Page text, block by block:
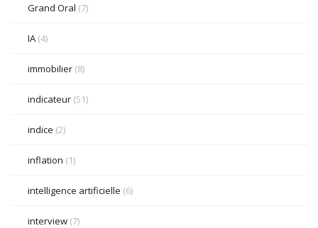
Grand Oral (7)
IA (4)
immobilier (8)
indicateur (51)
indice (2)
inflation (1)
intelligence artificielle (6)
interview (7)